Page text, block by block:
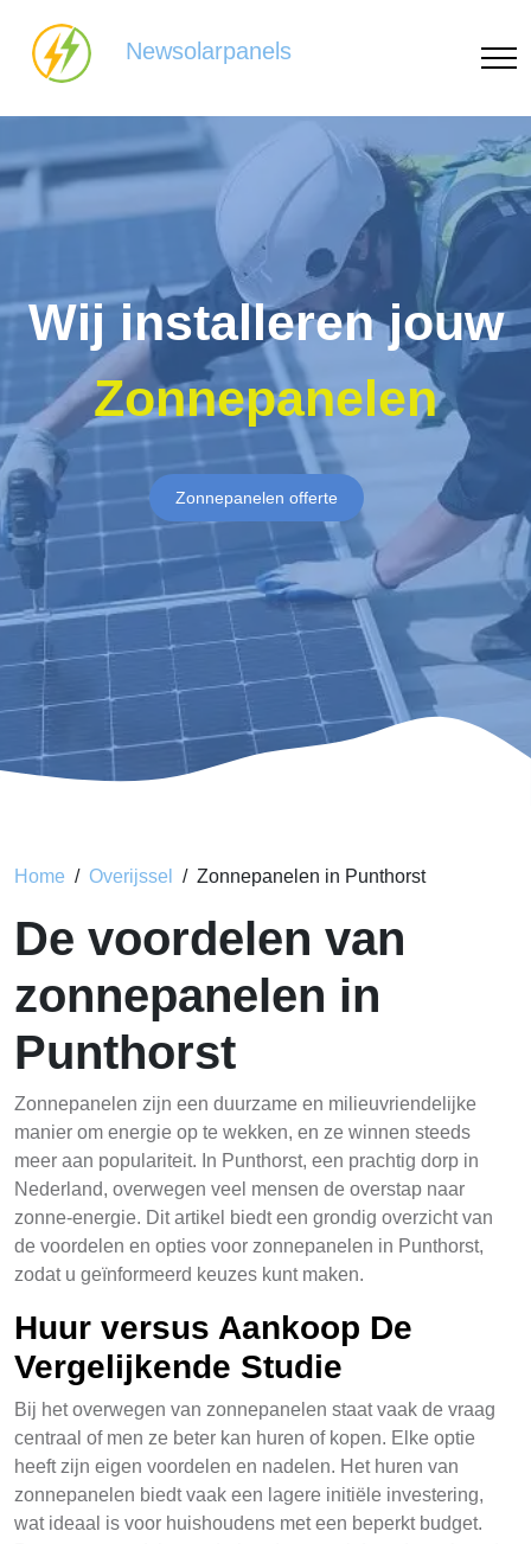
Newsolarpanels
Wij installeren jouw
Zonnepanelen
Zonnepanelen offerte
Home Overijssel Zonnepanelen in Punthorst
De voordelen van
zonnepanelen in
Punthorst
Zonnepanelen zijn een duurzame en milieuvriendelijke
manier om energie op te wekken, en ze winnen steeds
meer aan populariteit. In Punthorst, een prachtig dorp in
Nederland, overwegen veel mensen de overstap naar
zonne-energie. Dit artikel biedt een grondig overzicht van
de voordelen en opties voor zonnepanelen in Punthorst,
zodat u geïnformeerd keuzes kunt maken.
Huur versus Aankoop De
Vergelijkende Studie
Bij het overwegen van zonnepanelen staat vaak de vraag
centraal of men ze beter kan huren of kopen. Elke optie
heeft zijn eigen voordelen en nadelen. Het huren van
zonnepanelen biedt vaak een lagere initiële investering,
wat ideaal is voor huishoudens met een beperkt budget.